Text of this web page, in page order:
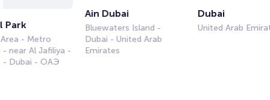
Park
- Metro
near Al Jafiliya -
- Dubai - ОАЭ
Ain Dubai
Bluewaters Island -
Dubai - United Arab
Emirates
Dubai
United Arab